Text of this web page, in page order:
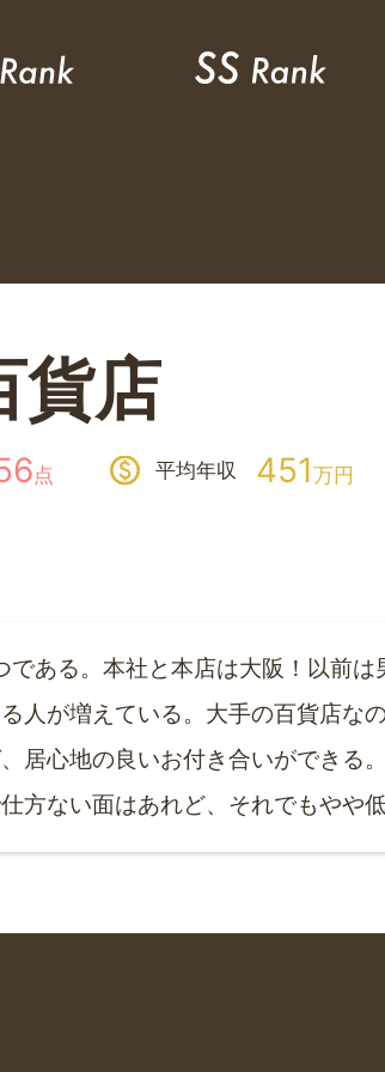
貨店
点 平均年収 451万円
ある。本社と本店は大阪！以前は
人が増えている。大手の百貨店な
居心地の良いお付き合いができる
方ない面はあれど、それでもやや